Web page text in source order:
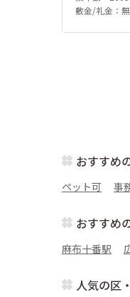
敷金/礼金：
おすすめ
ペット可 事
おすすめ
麻布十番駅
人気の区